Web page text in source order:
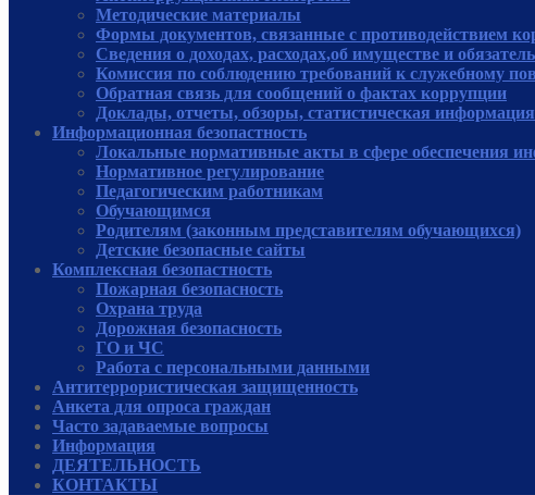
Методические материалы
Формы документов, связанные с противодействием
Сведения о доходах, расходах,об имуществе и
Комиссия по соблюдению требований к служебному
Обратная связь для сообщений о фактах коррупции
Доклады, отчеты, обзоры, статистическая информация
Информационная безопастность
Локальные нормативные акты в сфере обеспечения
Нормативное регулирование
Педагогическим работникам
Обучающимся
Родителям (законным представителям обучающихся)
Детские безопасные сайты
Комплексная безопастность
Пожарная безопасность
Охрана труда
Дорожная безопасность
ГО и ЧС
Работа с персональными данными
Антитеррористическая защищенность
Анкета для опроса граждан
Часто задаваемые вопросы
Информация
ДЕЯТЕЛЬНОСТЬ
КОНТАКТЫ